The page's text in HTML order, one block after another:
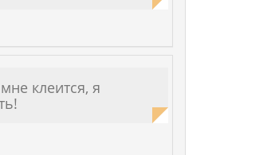
клеится, я